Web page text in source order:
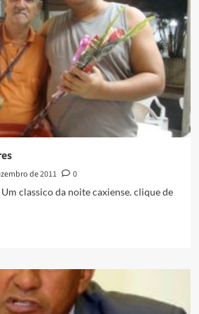
de 2011
0
classico da noite caxiense. clique de